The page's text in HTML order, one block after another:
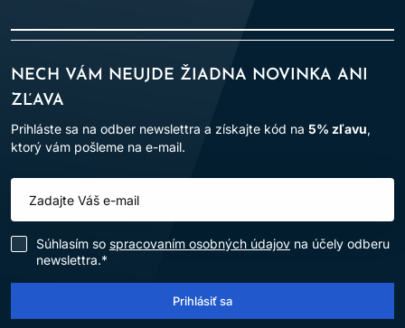
NECH VÁM NEUJDE ŽIADNA NOVINKA ANI
ZĽAVA
Prihláste sa na odber newslettra a získajte kód na 5% zľavu,
ktorý vám pošleme na e-mail.
Súhlasím so spracovaním osobných údajov na účely odberu
newslettra.*
Prihlásiť sa